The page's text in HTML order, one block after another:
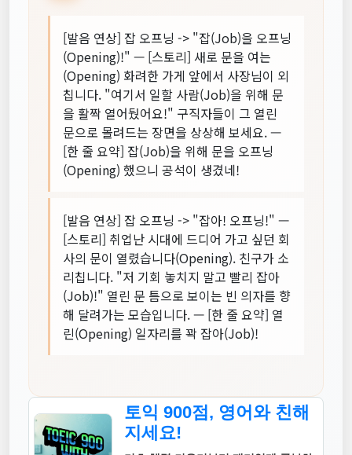
[발음 연상] 잡 오프닝 -> "잡(Job)을 오프닝
(Opening)!" — [스토리] 새로 문을 여는
(Opening) 화려한 가게 앞에서 사장님이 외
칩니다. "여기서 일할 사람(Job)을 위해 문
을 활짝 열어뒀어요!" 구직자들이 그 열린
문으로 몰려드는 장면을 상상해 보세요. —
[한 줄 요약] 잡(Job)을 위해 문을 오프닝
(Opening) 했으니 공석이 생겼네!
[발음 연상] 잡 오프닝 -> "잡아! 오프닝!" —
[스토리] 취업난 시대에 드디어 가고 싶던 회
사의 문이 열렸습니다(Opening). 친구가 소
리칩니다. "저 기회 놓치지 말고 빨리 잡아
(Job)!" 열린 문 틈으로 보이는 빈 의자를 향
해 달려가는 모습입니다. — [한 줄 요약] 열
린(Opening) 일자리를 꽉 잡아(Job)!
토익 900점, 영어와 친해
지세요!